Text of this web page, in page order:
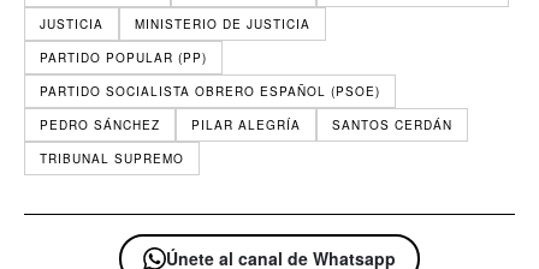
JUSTICIA
MINISTERIO DE JUSTICIA
PARTIDO POPULAR (PP)
PARTIDO SOCIALISTA OBRERO ESPAÑOL (PSOE)
PEDRO SÁNCHEZ
PILAR ALEGRÍA
SANTOS CERDÁN
TRIBUNAL SUPREMO
Únete al canal de Whatsapp